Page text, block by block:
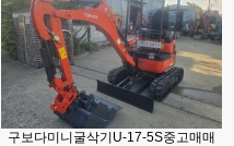
구보다미니굴삭기U-17-5S중고매매